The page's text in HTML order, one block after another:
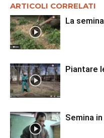
ARTICOLI CORRELATI
La
Piantare
Semina